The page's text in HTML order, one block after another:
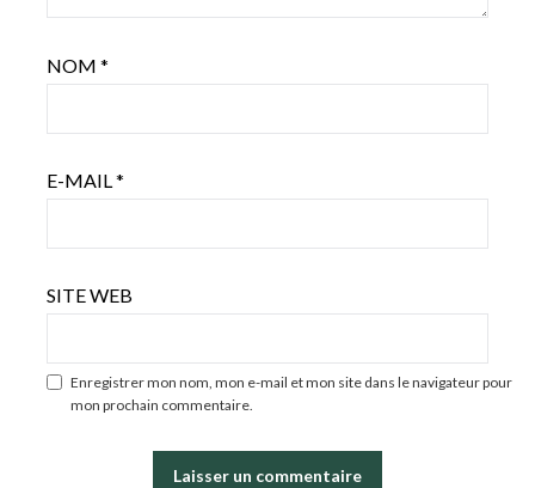
NOM *
E-MAIL*
SITE WEB
Enregistrer mon nom, mon e-mail et mon site dans le navigateur pour
mon prochain commentaire.